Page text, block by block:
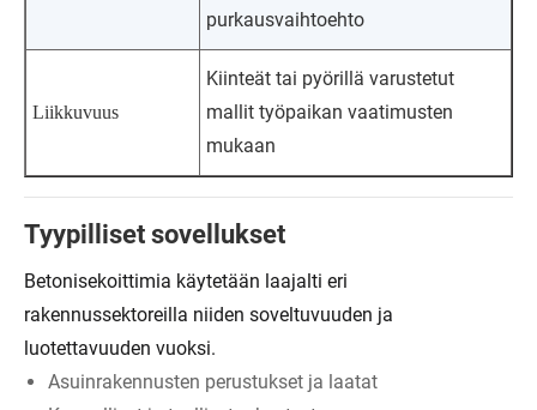
purkausvaihtoehto
Liikkuvuus
Kiinteät tai pyörillä varustetut
mallit työpaikan vaatimusten
mukaan
Tyypilliset sovellukset
Betonisekoittimia käytetään laajalti eri
rakennussektoreilla niiden soveltuvuuden ja
luotettavuuden vuoksi.
Asuinrakennusten perustukset ja laatat